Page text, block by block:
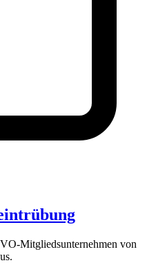
Mitgliedsunternehmen von